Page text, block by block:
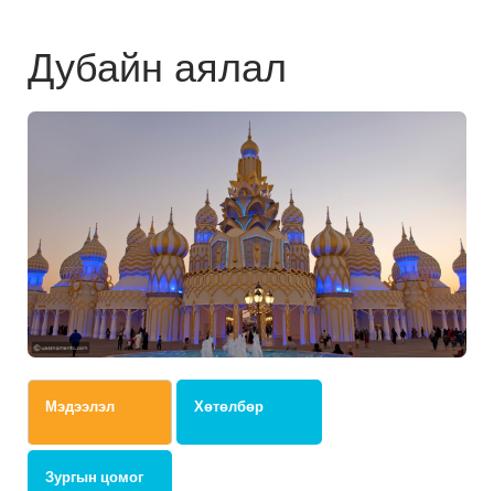
Дубайн аялал
Мэдээлэл Хөтөлбөр
Зургын цомог